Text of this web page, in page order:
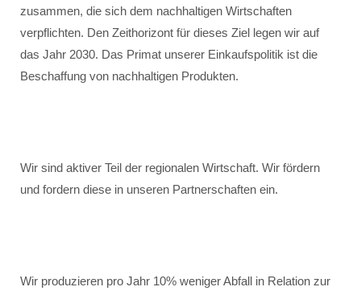
zusammen, die sich dem nachhaltigen Wirtschaften
verpflichten. Den Zeithorizont für dieses Ziel legen wir auf
das Jahr 2030. Das Primat unserer Einkaufspolitik ist die
Beschaffung von nachhaltigen Produkten.
Wir sind aktiver Teil der regionalen Wirtschaft. Wir fördern
und fordern diese in unseren Partnerschaften ein.
Wir produzieren pro Jahr 10% weniger Abfall in Relation zur